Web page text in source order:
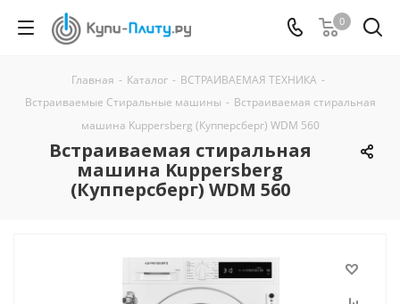
0
Главная - Каталог - ВСТРАИВАЕМАЯ ТЕХНИКА -
Встраиваемые Стиральные машины - Встраиваемая стиральная
машина Kuppersberg (Купперсберг) WDM 560
Встраиваемая стиральная
машина Kuppersberg
(Купперсберг) WDM 560